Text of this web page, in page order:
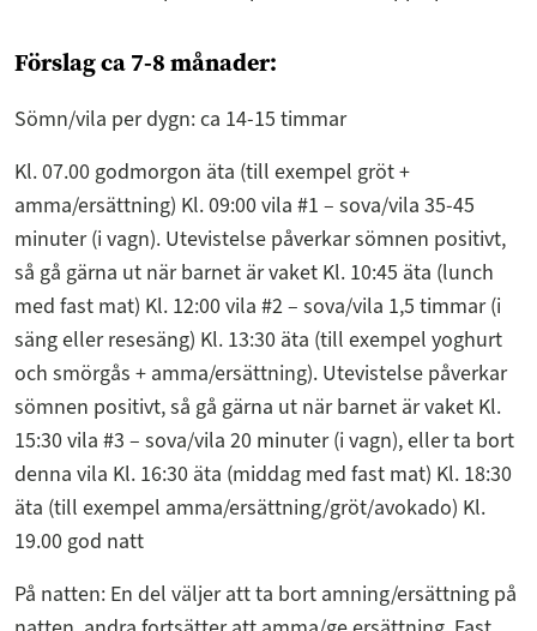
Förslag ca 7-8 månader:
Sömn/vila per dygn: ca 14-15 timmar
Kl. 07.00 godmorgon äta (till exempel gröt +
amma/ersättning) Kl. 09:00 vila #1 – sova/vila 35-45
minuter (i vagn). Utevistelse påverkar sömnen positivt,
så gå gärna ut när barnet är vaket Kl. 10:45 äta (lunch
med fast mat) Kl. 12:00 vila #2 – sova/vila 1,5 timmar (i
säng eller resesäng) Kl. 13:30 äta (till exempel yoghurt
och smörgås + amma/ersättning). Utevistelse påverkar
sömnen positivt, så gå gärna ut när barnet är vaket Kl.
15:30 vila #3 – sova/vila 20 minuter (i vagn), eller ta bort
denna vila Kl. 16:30 äta (middag med fast mat) Kl. 18:30
äta (till exempel amma/ersättning/gröt/avokado) Kl.
19.00 god natt
På natten: En del väljer att ta bort amning/ersättning på